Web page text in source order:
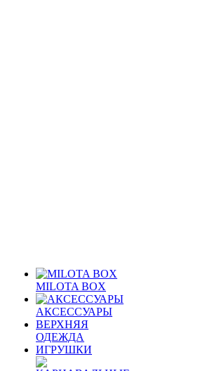
MILOTA BOX
АКСЕССУАРЫ
ВЕРХНЯЯ
ОДЕЖДА
ИГРУШКИ